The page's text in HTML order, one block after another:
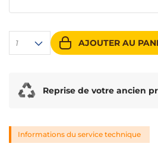
1 AJOUTER AU
Reprise de votre ancien
Informations du service technique